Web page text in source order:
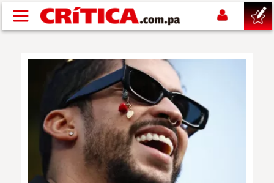
Pasar al contenido principal
NACIONAL